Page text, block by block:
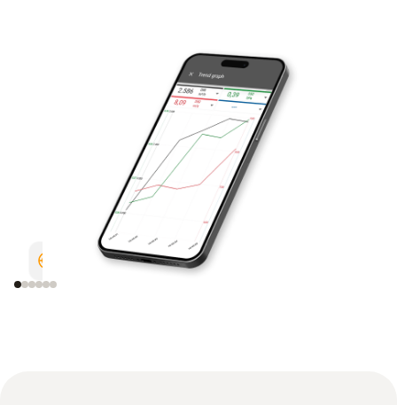
配置測量儀器 顯示測量值曲線圖